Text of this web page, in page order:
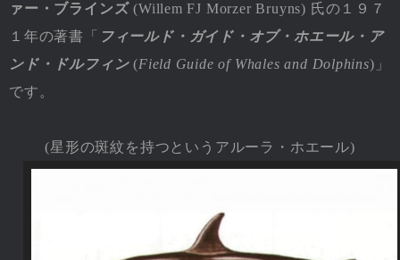
ァー・ブラインズ(Willem FJ Morzer Bruyns) 氏の１９７
１年の著書「
フィールド・ガイド・オブ・ホエール・ア
ンド・ドルフィン(Field Guide of Whales and Dolphins)」
です。
(星形の斑紋を持つというアルーラ・ホエール)